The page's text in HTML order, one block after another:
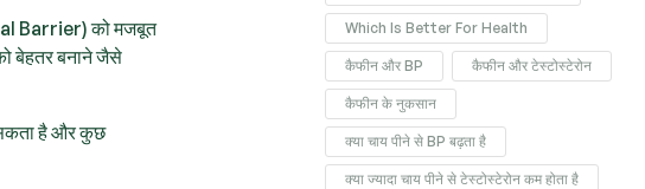
Barrier) को मजबूत
बेहतर बनाने जैसे
सकता है और कुछ
Which Is Better For Health
कैफीन और BP कैफीन और टेस्टोस्टेरोन
कैफीन के नुकसान
क्या चाय पीने से BP बढ़ता है
क्या ज्यादा चाय पीने से टेस्टोस्टेरोन कम होता है